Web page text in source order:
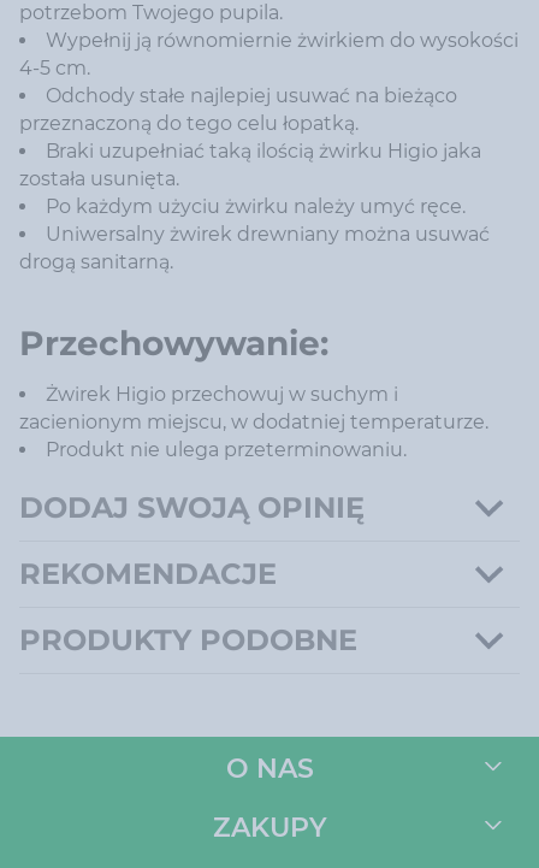
potrzebom Twojego pupila.
Wypełnij ją równomiernie żwirkiem do wysokości
4-5 cm.
Odchody stałe najlepiej usuwać na bieżąco
przeznaczoną do tego celu łopatką.
Braki uzupełniać taką ilością żwirku Higio jaka
została usunięta.
Po każdym użyciu żwirku należy umyć ręce.
Uniwersalny żwirek drewniany można usuwać
drogą sanitarną.
Przechowywanie:
Żwirek Higio przechowuj w suchym i
zacienionym miejscu, w dodatniej temperaturze.
Produkt nie ulega przeterminowaniu.
DODAJ SWOJĄ OPINIĘ
REKOMENDACJE
PRODUKTY PODOBNE
O NAS
ZAKUPY